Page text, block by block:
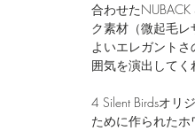
合わせたNUBACK
ク素材（微起毛
よいエレガント
囲気を演出してく
4 Silent Birdsオリ
ために作られたホ